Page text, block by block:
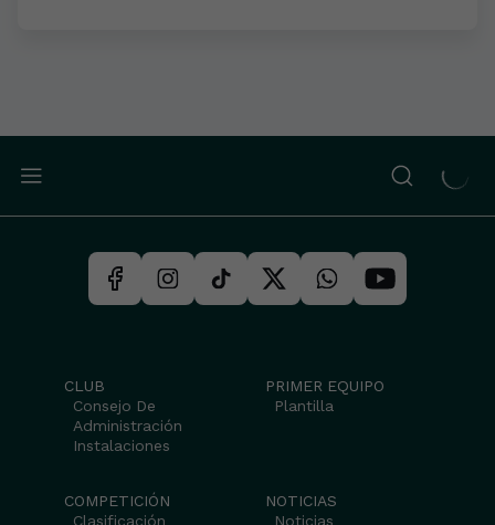
CLUB
Consejo De
Administración
Instalaciones
PRIMER EQUIPO
Plantilla
COMPETICIÓN
Clasificación
NOTICIAS
Noticias